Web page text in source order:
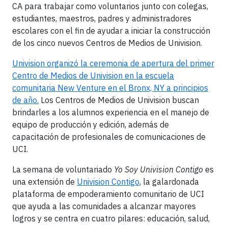
CA para trabajar como voluntarios junto con colegas,
estudiantes, maestros, padres y administradores
escolares con el fin de ayudar a iniciar la construcción
de los cinco nuevos Centros de Medios de Univision.
Univision organizó la ceremonia de apertura del primer
Centro de Medios de Univision en la escuela
comunitaria New Venture en el Bronx, NY a principios
de año. Los Centros de Medios de Univision buscan
brindarles a los alumnos experiencia en el manejo de
equipo de producción y edición, además de
capacitación de profesionales de comunicaciones de
UCI.
La semana de voluntariado Yo Soy Univision Contigo es
una extensión de Univision Contigo, la galardonada
plataforma de empoderamiento comunitario de UCI
que ayuda a las comunidades a alcanzar mayores
logros y se centra en cuatro pilares: educación, salud,